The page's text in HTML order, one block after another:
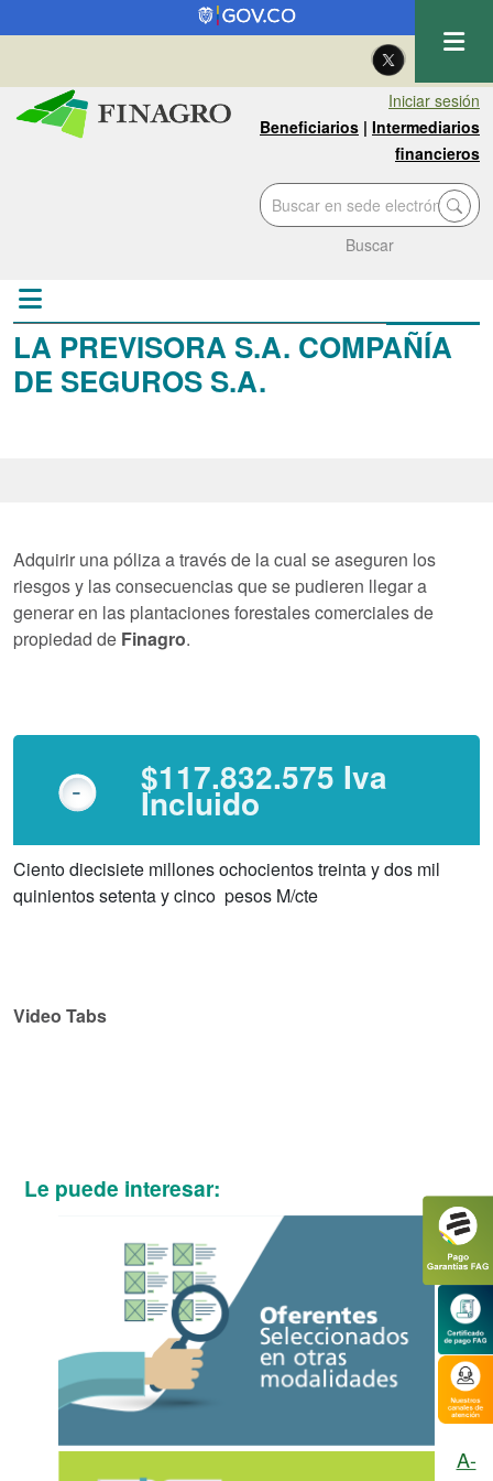
Pasar al contenido principal
| Eng
Iniciar sesión
Beneficiarios | Intermediarios
financieros
Buscar
LA PREVISORA S.A. COMPAÑÍA
DE SEGUROS S.A.
Adquirir una póliza a través de la cual se aseguren los
riesgos y las consecuencias que se pudieren llegar a
generar en las plantaciones forestales comerciales de
propiedad de Finagro.
$117.832.575 Iva
Incluido
Ciento diecisiete millones ochocientos treinta y dos mil
quinientos setenta y cinco pesos M/cte
Video Tabs
Le puede interesar:
A-